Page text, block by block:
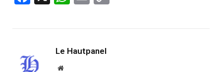
Le Hautpanel
Website